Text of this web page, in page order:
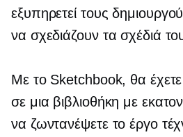
εξυπηρετεί τους
να σχεδιάζουν τα σχέδιά
Με το Sketchbook, θα
σε μια βιβλιοθήκη με
να ζωντανέψετε το έργο